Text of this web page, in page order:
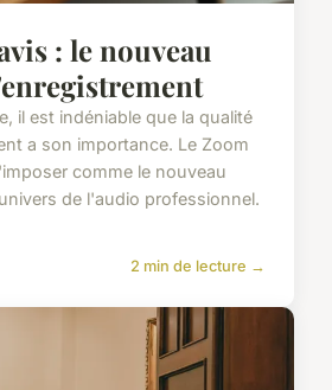
: le nouveau
il est indéniable que la qualité
a son importance. Le Zoom
comme le nouveau
de l'audio professionnel.
2 min de lecture →